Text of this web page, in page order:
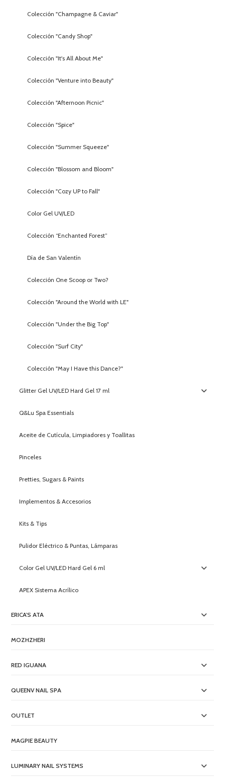
Colección "Champagne & Caviar"
Colección "Candy Shop"
Colección "It's All About Me"
Colección "Venture into Beauty"
Colección "Afternoon Picnic"
Colección "Spice"
Colección "Summer Squeeze"
Colección "Blossom and Bloom"
Colección "Cozy UP to Fall"
Color Gel UV/LED
Colección “Enchanted Forest”
Día de San Valentín
Colección One Scoop or Two?
Colección "Around the World with LE"
Colección "Under the Big Top"
Colección "Surf City"
Colección "May I Have this Dance?"
Glitter Gel UV/LED Hard Gel 17 ml
Q&Lu Spa Essentials
Aceite de Cutícula, Limpiadores y Toallitas
Pinceles
Pretties, Sugars & Paints
Implementos & Accesorios
Kits & Tips
Pulidor Eléctrico & Puntas, Lámparas
Color Gel UV/LED Hard Gel 6 ml
APEX Sistema Acrílico
ERICA'S ATA
MOZHZHERI
RED IGUANA
QUEENV NAIL SPA
OUTLET
MAGPIE BEAUTY
LUMINARY NAIL SYSTEMS